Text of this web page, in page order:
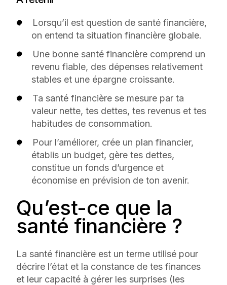
Lorsqu’il est question de santé financière,
on entend ta situation financière globale.
Une bonne santé financière comprend un
revenu fiable, des dépenses relativement
stables et une épargne croissante.
Ta santé financière se mesure par ta
valeur nette, tes dettes, tes revenus et tes
habitudes de consommation.
Pour l’améliorer, crée un plan financier,
établis un budget, gère tes dettes,
constitue un fonds d’urgence et
économise en prévision de ton avenir.
Qu’est-ce que la
santé financière ?
La santé financière est un terme utilisé pour
décrire l’état et la constance de tes finances
et leur capacité à gérer les surprises (les